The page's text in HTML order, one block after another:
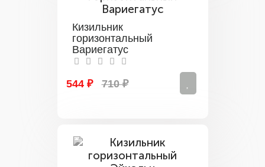
Кизильник
горизонтальный
Вариегатус
544 ₽ 710 ₽